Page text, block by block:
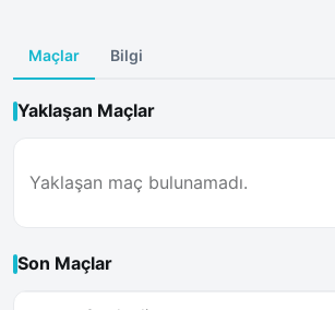
Maçlar Bilgi
Yaklaşan Maçlar
Yaklaşan maç bulunamadı.
Son Maçlar